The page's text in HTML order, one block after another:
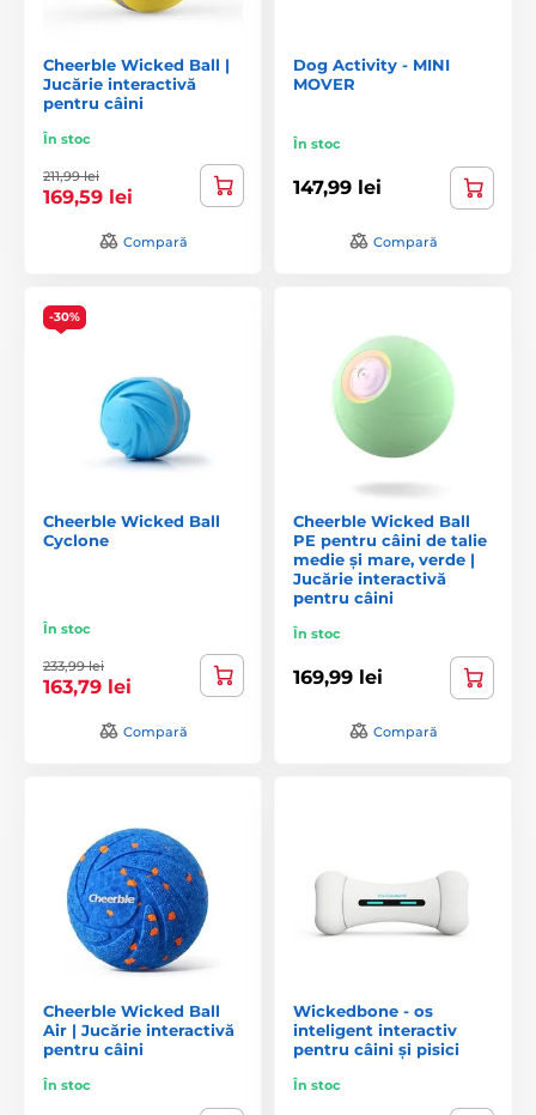
Cheerble Wicked Ball |
Jucărie interactivă
pentru câini
În stoc
211,99 lei
169,59 lei
Compară
Dog Activity - MINI
MOVER
În stoc
147,99 lei
Compară
-30%
Cheerble Wicked Ball
Cyclone
În stoc
233,99 lei
163,79 lei
Compară
Cheerble Wicked Ball
PE pentru câini de talie
medie și mare, verde |
Jucărie interactivă
pentru câini
În stoc
169,99 lei
Compară
Cheerble Wicked Ball
Air | Jucărie interactivă
pentru câini
În stoc
Wickedbone - os
inteligent interactiv
pentru câini și pisici
În stoc